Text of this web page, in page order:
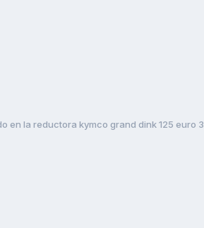
en la reductora kymco grand dink 125 euro 3